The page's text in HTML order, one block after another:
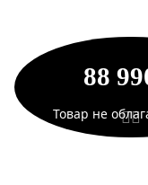
88
Товар не